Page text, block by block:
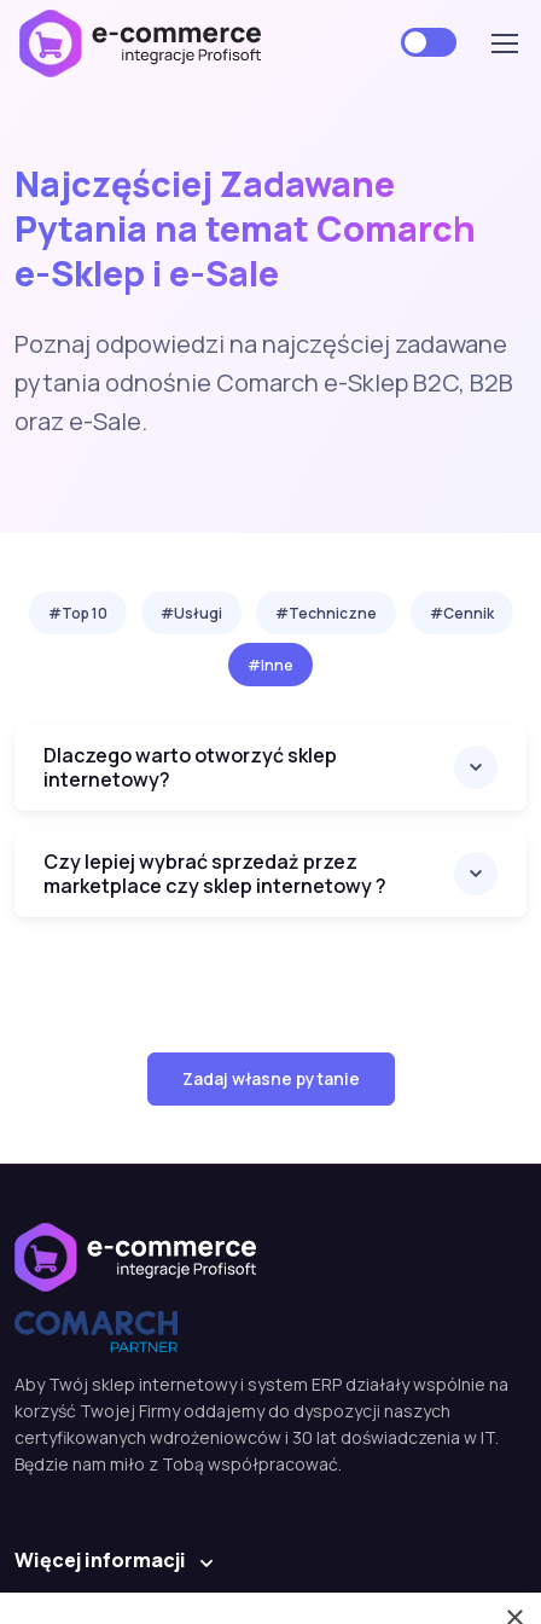
Najczęściej Zadawane
Pytania na temat Comarch
e-Sklep i e-Sale
Poznaj odpowiedzi na najczęściej zadawane
pytania odnośnie Comarch e-Sklep B2C, B2B
oraz e-Sale.
#Top 10 #Usługi #Techniczne #Cennik
#Inne
Dlaczego warto otworzyć sklep
internetowy?
Czy lepiej wybrać sprzedaż przez
marketplace czy sklep internetowy ?
Zadaj własne pytanie
Aby Twój sklep internetowy i system ERP działały wspólnie na
korzyść Twojej Firmy oddajemy do dyspozycji naszych
certyfikowanych wdrożeniowców i 30 lat doświadczenia w IT.
Będzie nam miło z Tobą współpracować.
Więcej informacji